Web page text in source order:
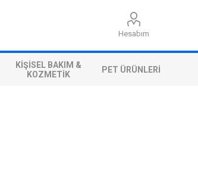
Hesabım
KIŞISEL BAKIM &
KOZMETIK
PET ÜRÜNLERI